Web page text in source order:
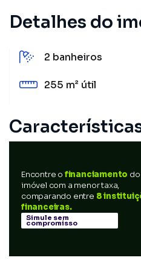
Detalhes do
2 banheiros
255 m² útil
Encontre o financiamento
imóvel com a menor taxa,
comparando entre 8
financeiras.
Simule sem
compromisso